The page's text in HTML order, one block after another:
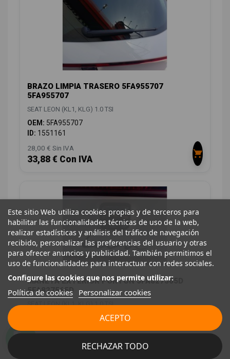
BRAZO LIMPIA TRASERO 5FA955707
5FA955707
SEAT LEON (KL1, KLG) 1.0 TSI
OEM: 5FA955707
ID: 1551161
28,00 € Sin IVA
33,88 € Con IVA
MANETA EXTERIOR PORTON 5FA827565D
5FA827565D
SEAT LEON (KL1, KLG) 1.0 TSI
Este sitio Web utiliza cookies propias y de terceros para
habilitar las funcionalidades técnicas de uso de la web,
realizar estadísticas y análisis del tráfico de navegación
recibido, personalizar las preferencias del usuario y otras
para ofrecer anuncios y publicidad. También permitimos el
uso de funcionalidades para interactuar con redes sociales.
Configure las cookies que nos permite utilizar:
Política de cookies Personalizar cookies
RECHAZAR TODO
ACEPTO